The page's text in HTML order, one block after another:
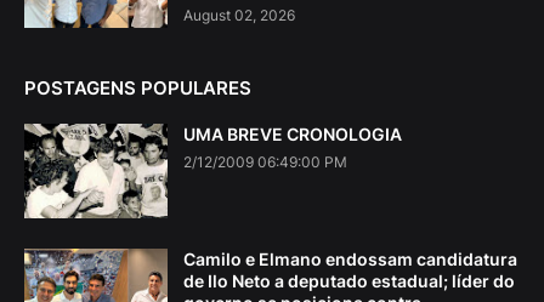
August 02, 2026
POSTAGENS POPULARES
UMA BREVE CRONOLOGIA
2/12/2009 06:49:00 PM
Camilo e Elmano endossam candidatura
de Ilo Neto a deputado estadual; líder do